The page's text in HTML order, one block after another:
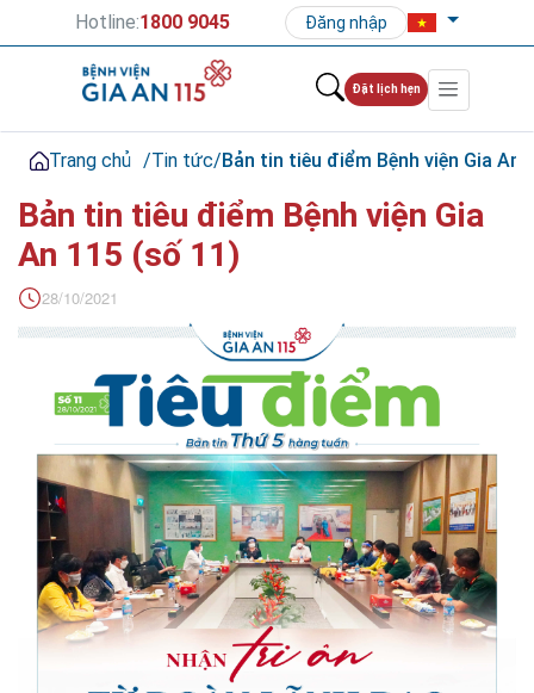
Hotline:1800 9045 Đăng nhập
Đặt lịch hẹn
Trang chủ /Tin tức/Bản tin tiêu điểm Bệnh viện Gia An
Bản tin tiêu điểm Bệnh viện Gia
An 115 (số 11)
28/10/2021